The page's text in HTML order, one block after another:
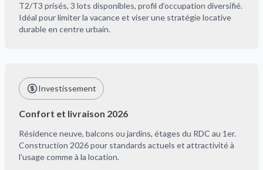
T2/T3 prisés, 3 lots disponibles, profil d’occupation diversifié.
Idéal pour limiter la vacance et viser une stratégie locative
durable en centre urbain.
Investissement
Confort et livraison 2026
Résidence neuve, balcons ou jardins, étages du RDC au 1er.
Construction 2026 pour standards actuels et attractivité à
l’usage comme à la location.